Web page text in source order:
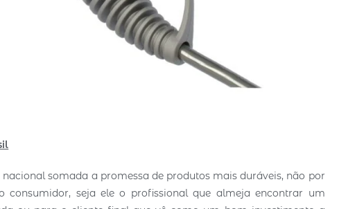
somada a promessa de produtos mais duráveis, não por
consumidor, seja ele o profissional que almeja encontrar um